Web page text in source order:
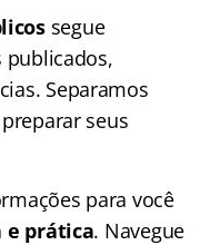
segue
publicados,
Separamos
seus
para você
e prática. Navegue